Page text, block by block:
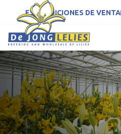
ESCONDICIONES DE VENTA